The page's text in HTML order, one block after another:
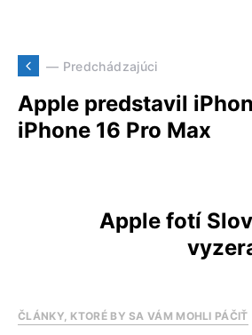
— Predchádzajúci
Apple predstavil
iPhone 16 Pro Max
Apple fotí
ČLÁNKY, KTORÉ BY SA VÁM MOHLI PÁČIŤ